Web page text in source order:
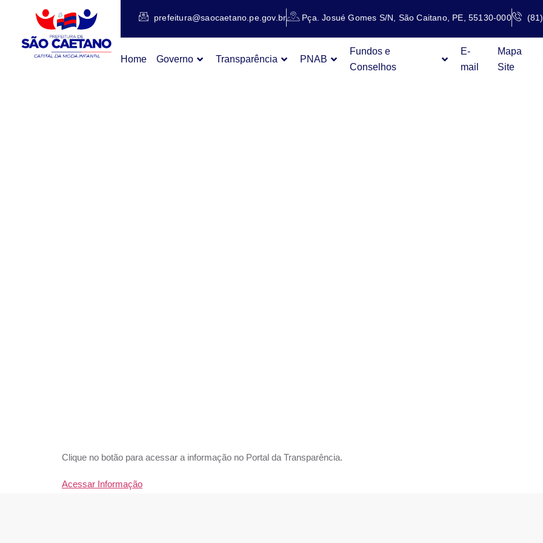
prefeitura@saocaetano.pe.gov.br Pça. Josué Gomes S/N, São Caitano, PE, 55130-000
Home Governo Transparência PNAB
Fundos e
Conselhos
E-
mail
Mapa
Site
Clique no botão para acessar a informação no Portal da Transparência.
Acessar Informação